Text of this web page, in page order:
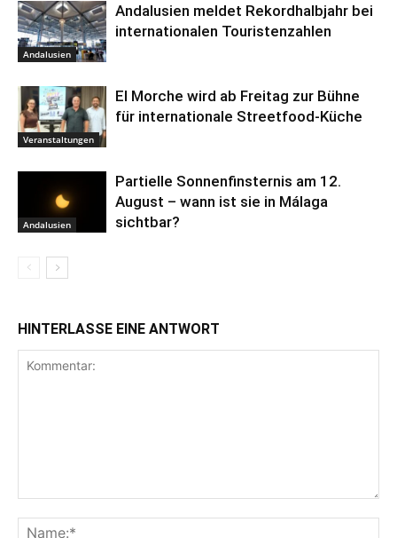
Andalusien
Andalusien meldet Rekordhalbjahr bei
internationalen Touristenzahlen
Veranstaltungen
El Morche wird ab Freitag zur Bühne
für internationale Streetfood-Küche
Andalusien
Partielle Sonnenfinsternis am 12.
August – wann ist sie in Málaga
sichtbar?
HINTERLASSE EINE ANTWORT